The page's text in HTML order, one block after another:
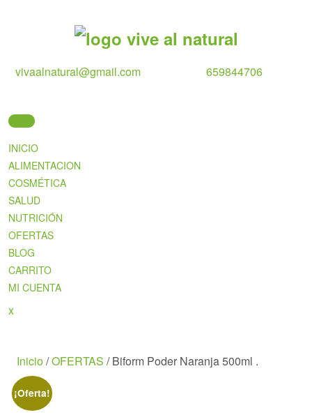
vivaalnatural@gmail.com
659844706
INICIO
ALIMENTACION
COSMÉTICA
SALUD
NUTRICIÓN
OFERTAS
BLOG
CARRITO
MI CUENTA
xClose
Inicio/OFERTAS / Biform Poder Naranja 500ml .
¡Oferta!